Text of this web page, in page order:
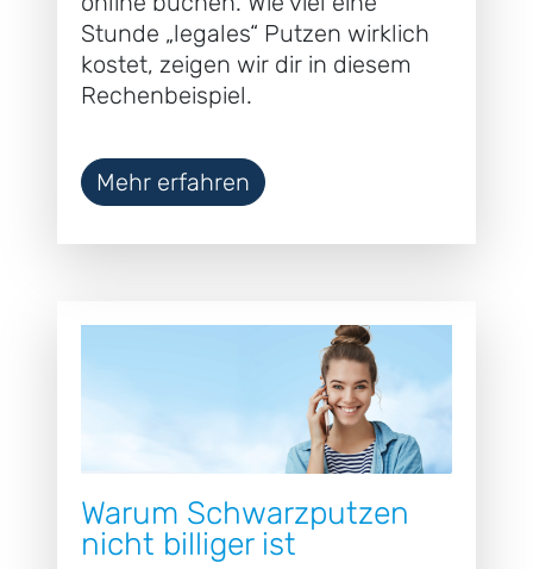
Stunde „legales“ Putzen wirklich
kostet, zeigen wir dir in diesem
Rechenbeispiel.
Mehr erfahren
Warum Schwarzputzen
nicht billiger ist